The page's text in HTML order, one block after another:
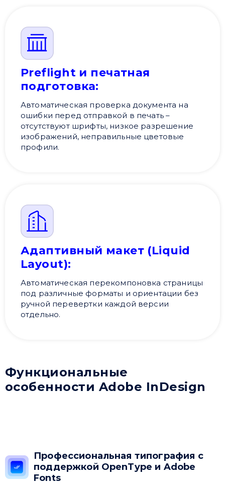
Preflight и печатная
подготовка:
Автоматическая проверка документа на
ошибки перед отправкой в ​​печать –
отсутствуют шрифты, низкое разрешение
изображений, неправильные цветовые
профили.
Адаптивный макет (Liquid
Layout):
Автоматическая перекомпоновка страницы
под различные форматы и ориентации без
ручной перевертки каждой версии
отдельно.
Функциональные
особенности Adobe InDesign
Профессиональная типография с
поддержкой OpenType и Adobe
Fonts